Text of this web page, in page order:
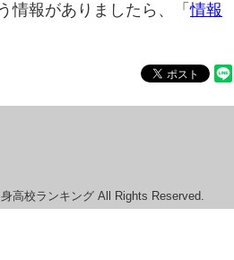
情報がありましたら、「情報
高校ランキング All Rights Reserved.